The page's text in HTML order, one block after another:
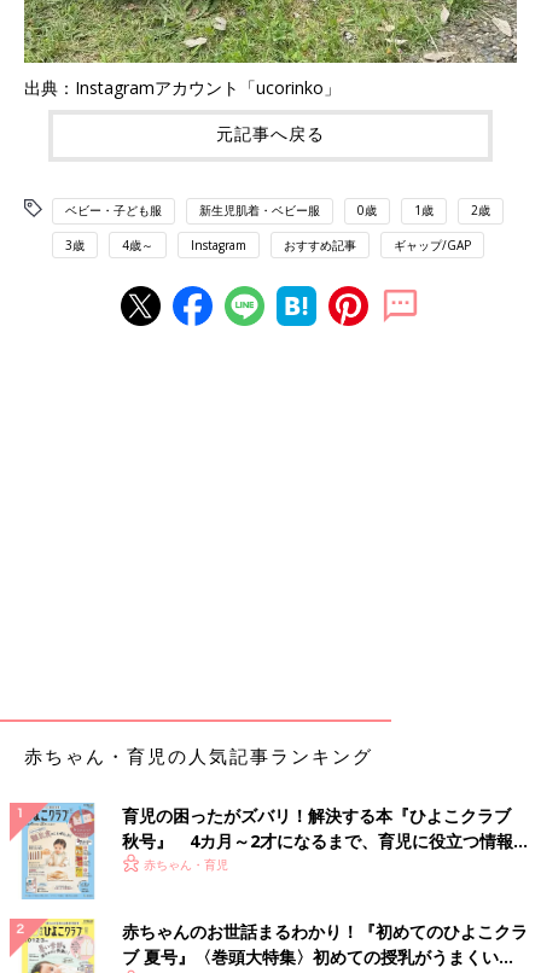
出典：Instagramアカウント「ucorinko」
元記事へ戻る
ベビー・子ども服 新生児肌着・ベビー服 0歳 1歳 2歳
3歳 4歳～ Instagram おすすめ記事 ギャップ/GAP
赤ちゃん・育児の人気記事ランキング
育児の困ったがズバリ！解決する本『ひよこクラブ
秋号』 4カ月～2才になるまで、育児に役立つ情報が
いっぱい！
赤ちゃん・育児
赤ちゃんのお世話まるわかり！『初めてのひよこクラ
ブ 夏号』〈巻頭大特集〉初めての授乳がうまくい